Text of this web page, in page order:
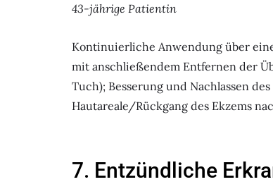
43-jährige Patientin
Kontinuierliche Anwendung über
mit anschließendem Entfernen der
Tuch); Besserung und Nachlassen
Hautareale/Rückgang des Ekzems
7. Entzündliche